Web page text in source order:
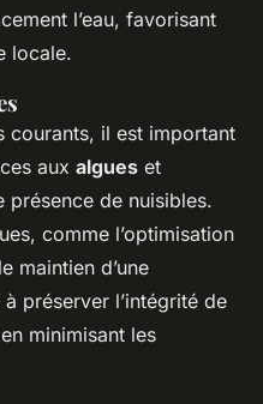
l’eau, favorisant
locale.
courants, il est important
aux algues et
présence de nuisibles.
comme l’optimisation
maintien d’une
préserver l’intégrité de
minimisant les